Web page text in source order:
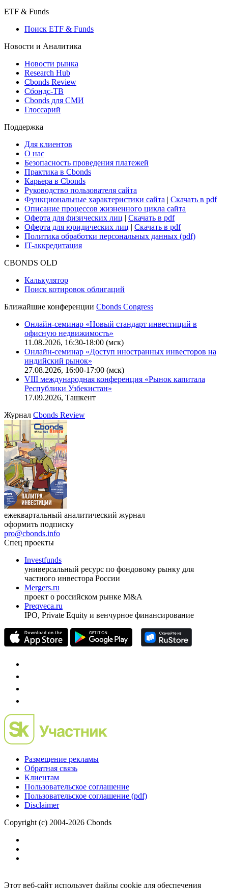
ETF & Funds
Поиск ETF & Funds
Новости и Аналитика
Новости рынка
Research Hub
Cbonds Review
Сбондс-ТВ
Cbonds для СМИ
Глоссарий
Поддержка
Для клиентов
О нас
Безопасность проведения платежей
Практика в Cbonds
Карьера в Cbonds
Руководство пользователя сайта
Функциональные характеристики сайта | Скачать в pdf
Описание процессов жизненного цикла сайта
Оферта для физических лиц | Скачать в pdf
Оферта для юридических лиц | Скачать в pdf
Политика обработки персональных данных (pdf)
IT-аккредитация
CBONDS OLD
Калькулятор
Поиск котировок облигаций
Ближайшие конференции Cbonds Congress
Онлайн-семинар «Новый стандарт инвестиций в
офисную недвижимость»
11.08.2026, 16:30-18:00 (мск)
Онлайн-семинар «Доступ иностранных инвесторов на
индийский рынок»
27.08.2026, 16:00-17:00 (мск)
VIII международная конференция «Рынок капитала
Республики Узбекистан»
17.09.2026, Ташкент
Журнал Cbonds Review
ежеквартальный аналитический журнал
оформить подписку
pro@cbonds.info
Спец проекты
Investfunds
универсальный ресурс по фондовому рынку для
частного инвестора России
Mergers.ru
проект о российском рынке M&A
Preqveca.ru
IPO, Private Equity и венчурное финансирование
Размещение рекламы
Обратная связь
Клиентам
Пользовательское соглашение
Пользовательское соглашение (pdf)
Disclaimer
Copyright (c) 2004-2026 Cbonds
Этот веб-сайт использует файлы cookie для обеспечения